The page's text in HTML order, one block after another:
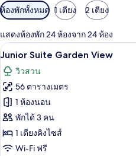
ตัว
กรอง
ที่
มี
ให้
สำหรับ
ห้อง
พัก
ห้องพักทั้งหมด 1 เตียง 2 เตียง
แสดงห้องพัก 24 ห้องจาก 24 ห้อง
เปิด
ภาพถ่าย
ทั้งหมด
ของ
Junior
Suite
Garden
5
Junior Suite Garden View
วิวสวน
56 ตารางเมตร
1 ห้องนอน
พักได้ 3 คน
1 เตียงคิงไซส์
Wi-Fi ฟรี